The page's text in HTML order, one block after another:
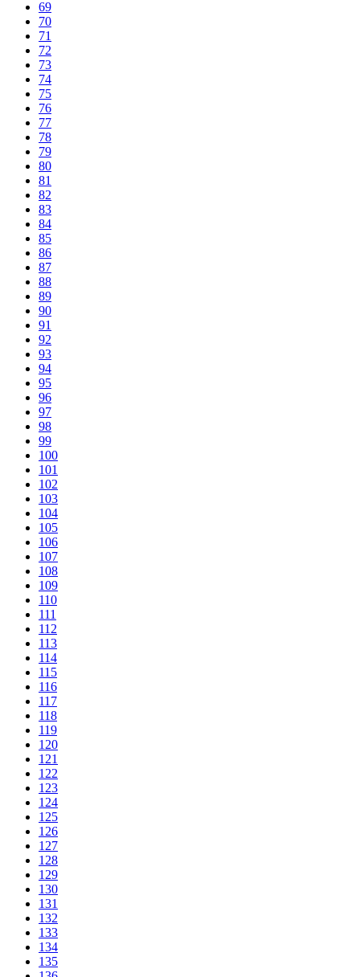
69
70
71
72
73
74
75
76
77
78
79
80
81
82
83
84
85
86
87
88
89
90
91
92
93
94
95
96
97
98
99
100
101
102
103
104
105
106
107
108
109
110
111
112
113
114
115
116
117
118
119
120
121
122
123
124
125
126
127
128
129
130
131
132
133
134
135